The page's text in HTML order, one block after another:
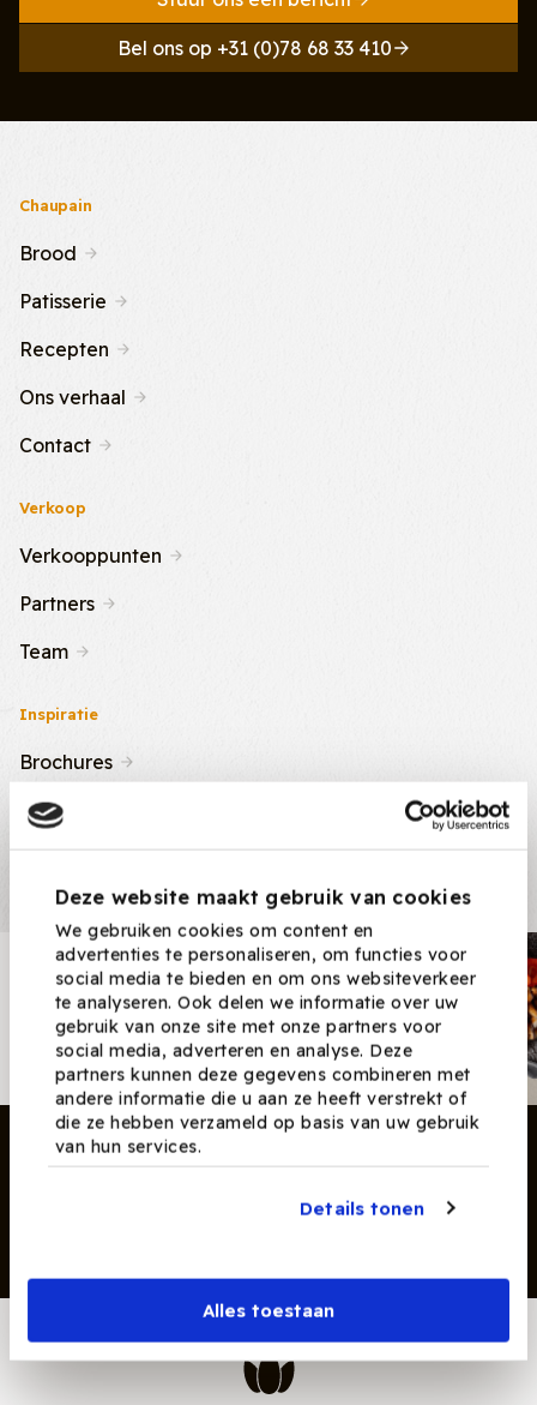
Deze website maakt gebruik van cookies
We gebruiken cookies om content en
advertenties te personaliseren, om functies voor
social media te bieden en om ons websiteverkeer
te analyseren. Ook delen we informatie over uw
gebruik van onze site met onze partners voor
social media, adverteren en analyse. Deze
partners kunnen deze gegevens combineren met
andere informatie die u aan ze heeft verstrekt of
die ze hebben verzameld op basis van uw gebruik
van hun services.
Details tonen
Alles toestaan
Bel ons op +31 (0)78 68 33 410
Chaupain
Brood
Patisserie
Recepten
Ons verhaal
Contact
Verkoop
Verkooppunten
Partners
Team
Inspiratie
Brochures
Nieuws & Tips
Recepten
Nieuwsbrief
Ontvang nieuwe recepten,
producten en tips maandelijks in
je mailbox.